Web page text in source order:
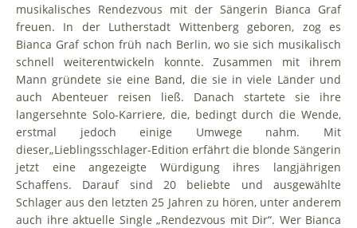
musikalisches Rendezvous mit der Sängerin Bianca Graf
freuen. In der Lutherstadt Wittenberg geboren, zog es
Bianca Graf schon früh nach Berlin, wo sie sich musikalisch
schnell weiterentwickeln konnte. Zusammen mit ihrem
Mann gründete sie eine Band, die sie in viele Länder und
auch Abenteuer reisen ließ. Danach startete sie ihre
langersehnte Solo-Karriere, die, bedingt durch die Wende,
erstmal jedoch einige Umwege nahm. Mit
dieser„Lieblingsschlager-Edition erfährt die blonde Sängerin
jetzt eine angezeigte Würdigung ihres langjährigen
Schaffens. Darauf sind 20 beliebte und ausgewählte
Schlager aus den letzten 25 Jahren zu hören, unter anderem
auch ihre aktuelle Single „Rendezvous mit Dir“. Wer Bianca